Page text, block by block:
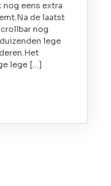
nog eens extra
de laatst
nog
lege
lege […]